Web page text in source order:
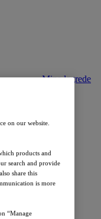
Mine lagrede
on our website.
products and
search and provide
share this
is more
“Manage